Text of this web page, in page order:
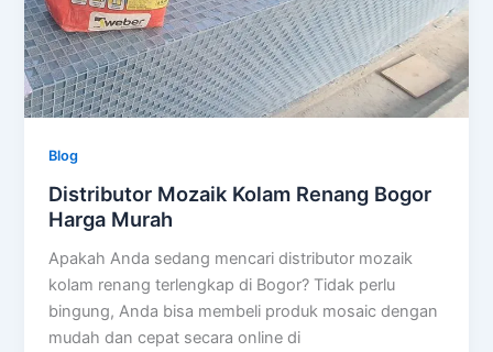
Blog
Distributor Mozaik Kolam Renang Bogor
Harga Murah
Apakah Anda sedang mencari distributor mozaik
kolam renang terlengkap di Bogor? Tidak perlu
bingung, Anda bisa membeli produk mosaic dengan
mudah dan cepat secara online di